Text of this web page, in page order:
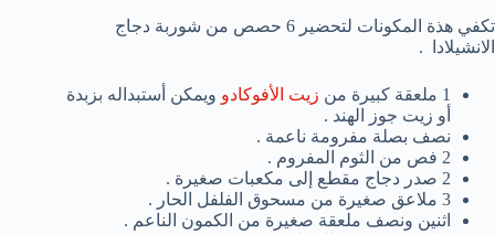
تكفي هذة المكونات لتحضير 6 حصص من شوربة دجاج
الانشيلادا .
1 ملعقة كبيرة من زيت الأفوكادو ويمكن أستبداله بزبدة
أو زيت جوز الهند .
نصف بصلة مفرومة ناعمة .
2 فص من الثوم المفروم .
2 صدر دجاج مقطع إلى مكعبات صغيرة .
3 ملاعق صغيرة من مسحوق الفلفل الحار .
اثنين ونصف ملعقة صغيرة من الكمون الناعم .